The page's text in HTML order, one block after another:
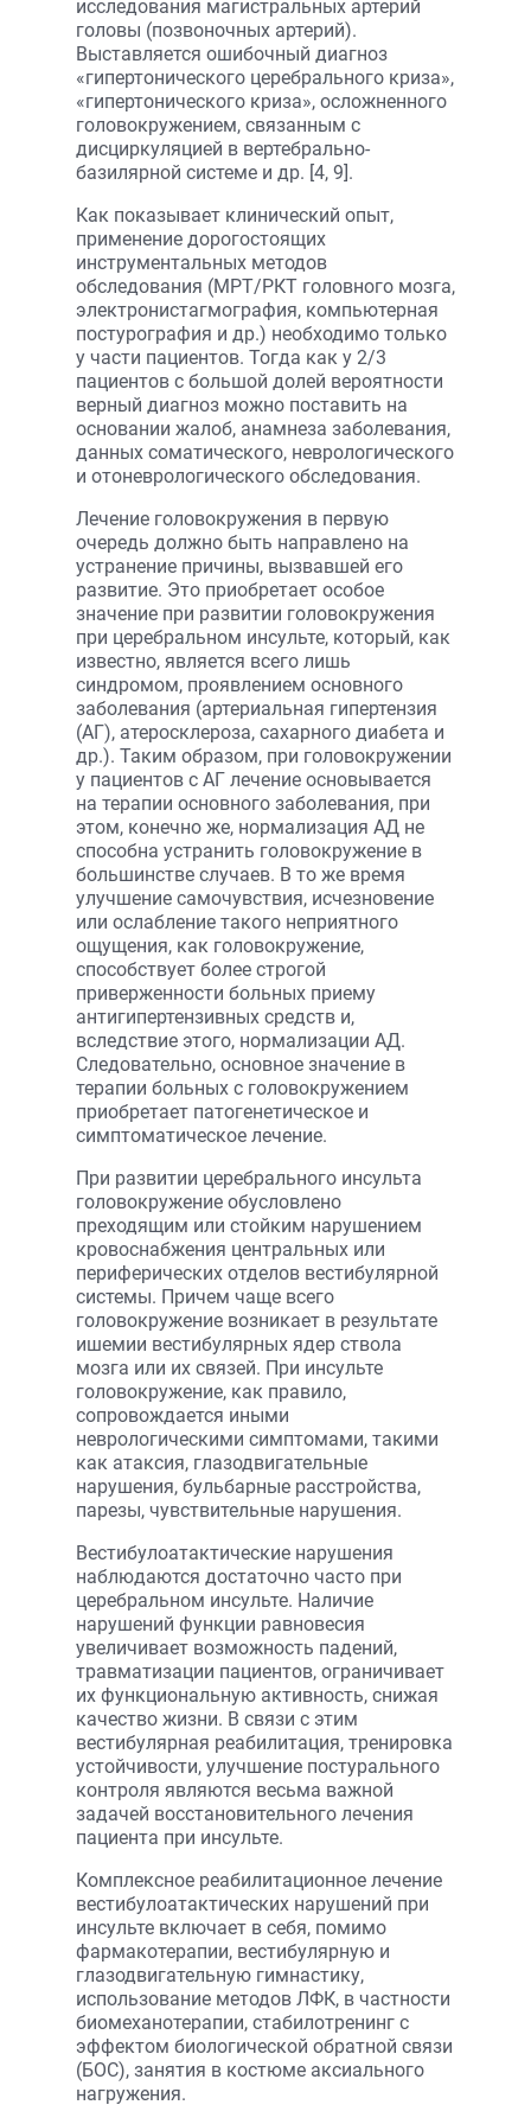
исследования магистральных артерий
головы (позвоночных артерий).
Выставляется ошибочный диагноз
«гипертонического церебрального криза»,
«гипертонического криза», осложненного
головокружением, связанным с
дисциркуляцией в вертебрально-
базилярной системе и др. [4, 9].
Как показывает клинический опыт,
применение дорогостоящих
инструментальных методов
обследования (МРТ/РКТ головного мозга,
электронистагмография, компьютерная
постурография и др.) необходимо только
у части пациентов. Тогда как у 2/3
пациентов с большой долей вероятности
верный диагноз можно поставить на
основании жалоб, анамнеза заболевания,
данных соматического, неврологического
и отоневрологического обследования.
Лечение головокружения в первую
очередь должно быть направлено на
устранение причины, вызвавшей его
развитие. Это приобретает особое
значение при развитии головокружения
при церебральном инсульте, который, как
известно, является всего лишь
синдромом, проявлением основного
заболевания (артериальная гипертензия
(АГ), атеросклероза, сахарного диабета и
др.). Таким образом, при головокружении
у пациентов с АГ лечение основывается
на терапии основного заболевания, при
этом, конечно же, нормализация АД не
способна устранить головокружение в
большинстве случаев. В то же время
улучшение самочувствия, исчезновение
или ослабление такого неприятного
ощущения, как головокружение,
способствует более строгой
приверженности больных приему
антигипертензивных средств и,
вследствие этого, нормализации АД.
Следовательно, основное значение в
терапии больных с головокружением
приобретает патогенетическое и
симптоматическое лечение.
При развитии церебрального инсульта
головокружение обусловлено
преходящим или стойким нарушением
крово­снабжения центральных или
периферических отделов вестибулярной
системы. Причем чаще всего
головокружение возникает в результате
ишемии вестибулярных ядер ствола
мозга или их связей. При инсульте
головокружение, как правило,
сопровождается иными
неврологическими симптомами, такими
как атаксия, глазодвигательные
нарушения, бульбарные расстройства,
парезы, чувствительные нарушения.
Вестибулоатактические нарушения
наблюдаются достаточно часто при
церебральном инсульте. Наличие
нарушений функции равновесия
увеличивает возможность падений,
травматизации пациентов, ограничивает
их функциональную активность, снижая
качество жизни. В связи с этим
вестибулярная реабилитация, тренировка
устойчивости, улучшение постурального
контроля являются весьма важной
задачей восстановительного лечения
пациента при инсульте.
Комплексное реабилитационное лечение
вестибулоатактических нарушений при
инсульте включает в себя, помимо
фармакотерапии, вестибулярную и
глазодвигательную гимнастику,
использование методов ЛФК, в частности
биомеханотерапии, стабилотренинг с
эффектом биологической обратной связи
(БОС), занятия в костюме аксиального
нагружения.